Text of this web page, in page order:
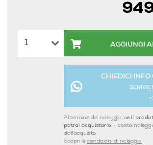
AGGIUNGI
CHIEDICI INFO
Al termine del noleggio, se il
potrai acquistarlo: il costo
dall'acquisto.
Scopri le condizioni di noleggio